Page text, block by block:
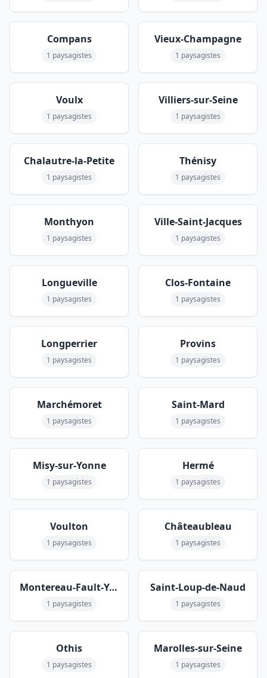
Compans
1 paysagistes
Vieux-Champagne
1 paysagistes
Voulx
1 paysagistes
Villiers-sur-Seine
1 paysagistes
Chalautre-la-Petite
1 paysagistes
Thénisy
1 paysagistes
Monthyon
1 paysagistes
Ville-Saint-Jacques
1 paysagistes
Longueville
1 paysagistes
Clos-Fontaine
1 paysagistes
Longperrier
1 paysagistes
Provins
1 paysagistes
Marchémoret
1 paysagistes
Saint-Mard
1 paysagistes
Misy-sur-Yonne
1 paysagistes
Hermé
1 paysagistes
Voulton
1 paysagistes
Châteaubleau
1 paysagistes
Montereau-Fault-Yonne
1 paysagistes
Saint-Loup-de-Naud
1 paysagistes
Othis
1 paysagistes
Marolles-sur-Seine
1 paysagistes